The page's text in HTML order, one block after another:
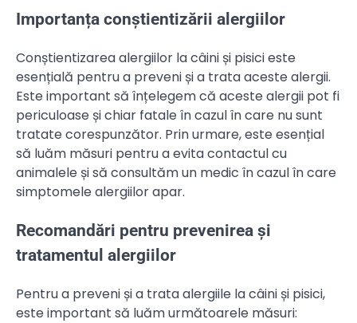
Importanța conștientizării alergiilor
Conștientizarea alergiilor la câini și pisici este
esențială pentru a preveni și a trata aceste alergii.
Este important să înțelegem că aceste alergii pot fi
periculoase și chiar fatale în cazul în care nu sunt
tratate corespunzător. Prin urmare, este esențial
să luăm măsuri pentru a evita contactul cu
animalele și să consultăm un medic în cazul în care
simptomele alergiilor apar.
Recomandări pentru prevenirea și
tratamentul alergiilor
Pentru a preveni și a trata alergiile la câini și pisici,
este important să luăm următoarele măsuri: